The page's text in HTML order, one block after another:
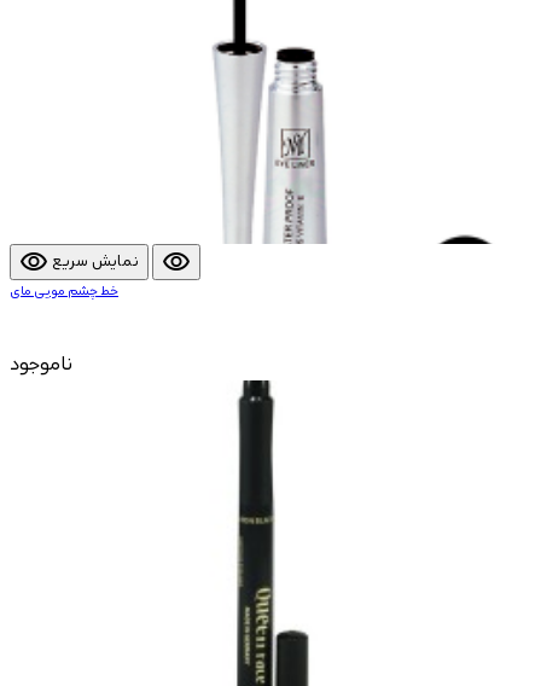
visibility نمایش سریع visibility
خط چشم مویی مای
ناموجود